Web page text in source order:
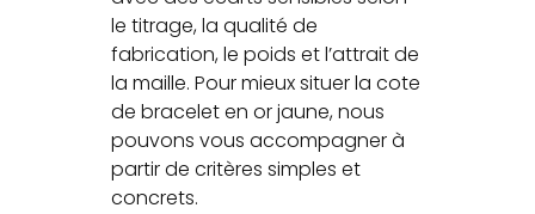
le titrage, la qualité de
fabrication, le poids et l’attrait de
la maille. Pour mieux situer la cote
de bracelet en or jaune, nous
pouvons vous accompagner à
partir de critères simples et
concrets.